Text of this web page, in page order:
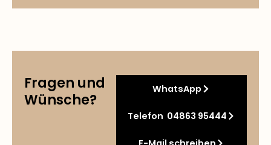
Fragen und
Wünsche?
WhatsApp
Telefon 04863 95444